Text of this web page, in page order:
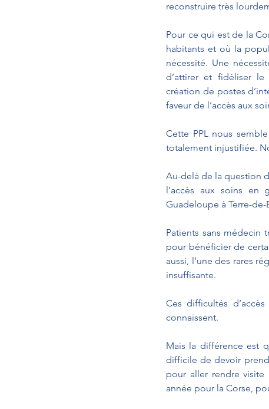
reconstruire très
Pour ce qui est de la
habitants et où la
nécessité. Une
d’attirer et fidéliser le
création de postes
faveur de l’accès aux
Cette PPL nous
totalement injustifiée.
Au-delà de la question
l’accès aux soins en
Guadeloupe à Terre-de-
Patients sans médecin
pour bénéficier de
aussi, l’une des rares
insuffisante.
Ces difficultés
connaissent.
Mais la différence est
difficile de devoir
pour aller rendre visite
année pour la Corse,